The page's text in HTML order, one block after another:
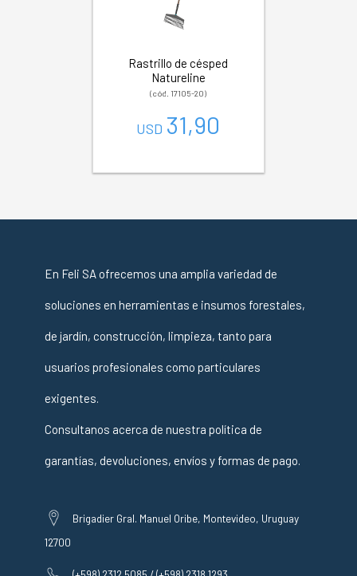
Rastrillo de césped
Natureline
(cód. 17105-20)
USD 31,90
En Feli SA ofrecemos una amplia variedad de
soluciones en herramientas e insumos forestales,
de jardín, construcción, limpieza, tanto para
usuarios profesionales como particulares
exigentes.
Consultanos acerca de nuestra política de
garantías, devoluciones, envíos y formas de pago.
Brigadier Gral. Manuel Oribe, Montevideo, Uruguay
12700